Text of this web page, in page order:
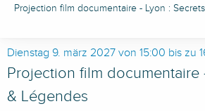
Projection film documentaire - Lyon :
Dienstag 9. märz 2027 von 15:00 bis zu
Projection film documentaire
& Légendes